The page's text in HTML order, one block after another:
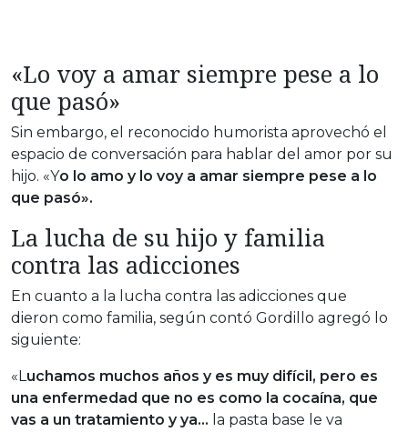
«Lo voy a amar siempre pese a lo
que pasó»
Sin embargo, el reconocido humorista aprovechó el
espacio de conversación para hablar del amor por su
hijo. «Yo lo amo y lo voy a amar siempre pese a lo
que pasó».
La lucha de su hijo y familia
contra las adicciones
En cuanto a la lucha contra las adicciones que
dieron como familia, según contó Gordillo agregó lo
siguiente:
«Luchamos muchos años y es muy difícil, pero es
una enfermedad que no es como la cocaína, que
vas a un tratamiento y ya… la pasta base le va